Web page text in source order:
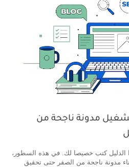
مدونة ناجحة من
الدليل كتب خصيصا لك. في هذه السطور،
مدونة ناجحة من الصفر حتى تحقيق